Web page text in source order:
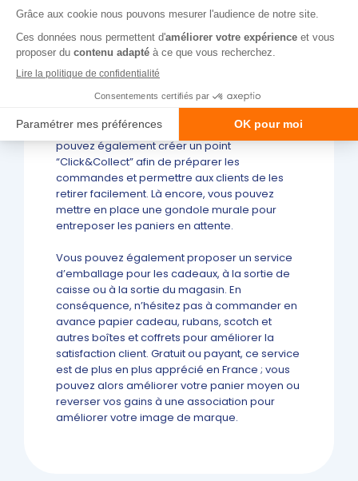
votre responsable d’apporter les
modifications nécessaires à votre site internet
(promotions, catégorie spéciale Noël,
changement du design, etc.). Avec des visuels
attractifs, vous attisez la curiosité des
internautes et les transformerez en client
permet de réaliser des achats en ligne, vous
pouvez également créer un point
“Click&Collect” afin de préparer les
commandes et permettre aux clients de les
retirer facilement. Là encore, vous pouvez
mettre en place une gondole murale pour
entreposer les paniers en attente.
Vous pouvez également proposer un service
d’emballage pour les cadeaux, à la sortie de
caisse ou à la sortie du magasin. En
conséquence, n’hésitez pas à commander en
avance papier cadeau, rubans, scotch et
autres boîtes et coffrets pour améliorer la
satisfaction client. Gratuit ou payant, ce service
est de plus en plus apprécié en France ; vous
pouvez alors améliorer votre panier moyen ou
reverser vos gains à une association pour
améliorer votre image de marque.